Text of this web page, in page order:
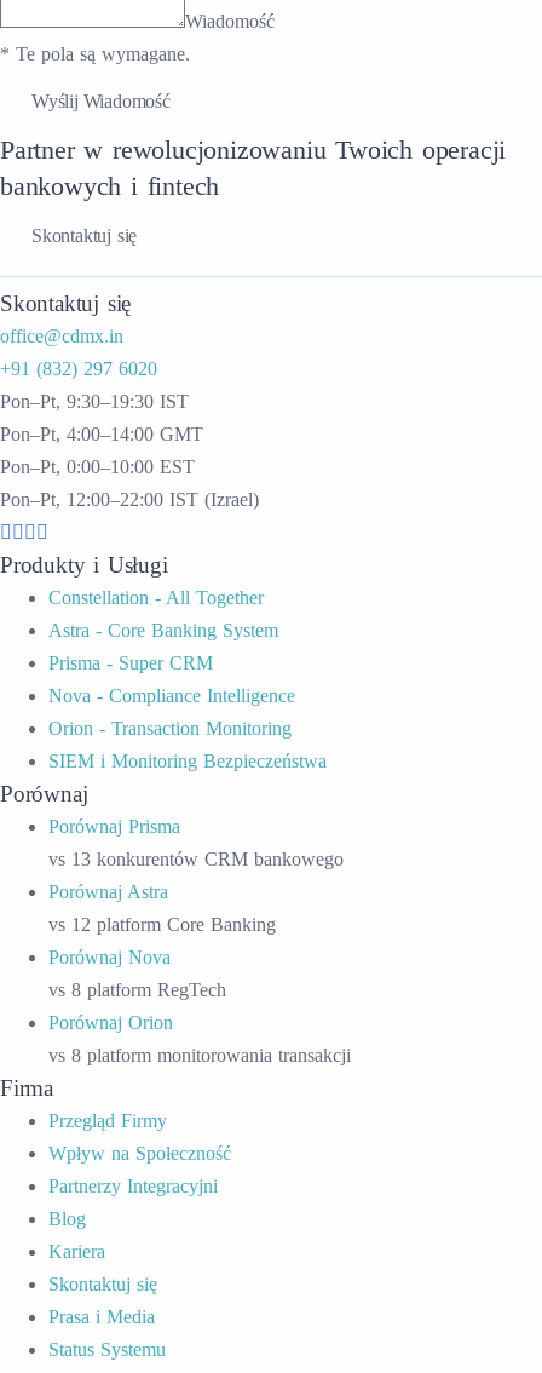
Wiadomość
* Te pola są wymagane.
Wyślij Wiadomość
Partner w rewolucjonizowaniu Twoich operacji
bankowych i fintech
Skontaktuj się
Skontaktuj się
office@cdmx.in
+91 (832) 297 6020
Pon–Pt, 9:30–19:30 IST
Pon–Pt, 4:00–14:00 GMT
Pon–Pt, 0:00–10:00 EST
Pon–Pt, 12:00–22:00 IST (Izrael)
Produkty i Usługi
Constellation - All Together
Astra - Core Banking System
Prisma - Super CRM
Nova - Compliance Intelligence
Orion - Transaction Monitoring
SIEM i Monitoring Bezpieczeństwa
Porównaj
Porównaj Prisma
vs 13 konkurentów CRM bankowego
Porównaj Astra
vs 12 platform Core Banking
Porównaj Nova
vs 8 platform RegTech
Porównaj Orion
vs 8 platform monitorowania transakcji
Firma
Przegląd Firmy
Wpływ na Społeczność
Partnerzy Integracyjni
Blog
Kariera
Skontaktuj się
Prasa i Media
Status Systemu